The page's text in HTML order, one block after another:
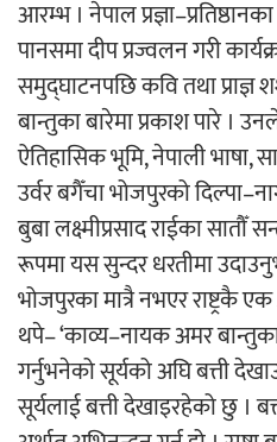
हलमा छैन
‘आइतबारको
अर्जुन
आरम्भ । नेपाल
पानसमा दीप प्रज्वलन गरी
समुद्घाटनपछि कवि तथा
बान्तुका बारेमा प्रकाश पारे ।
ऐतिहासिक भूमि, नेपाली भाषा,
उर्वर बगैँचा भोजपुरको
बुबा लक्ष्मीप्रसाद राईका
रूपमा यस सुन्दर धरतीमा
भोजपुरका मात्रै नभएर राष्ट्रकै
थपे– ‘काव्य–नायक अमर
गर्नुभनेको सूर्यको अघि बत्ती
सूर्यलाई बत्ती देखाइरहेको छु ।